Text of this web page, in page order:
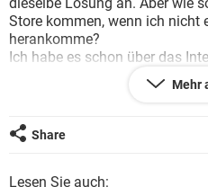
Store kommen, wenn ich nicht
herankomme?
Ich habe es schon über das
mein SP nicht gefunden. Ich
dem Computer verbunden und
keine Lust, mein SP total zu
Wenn jemand eine bessere
Mehr
Share
Lesen Sie auch: